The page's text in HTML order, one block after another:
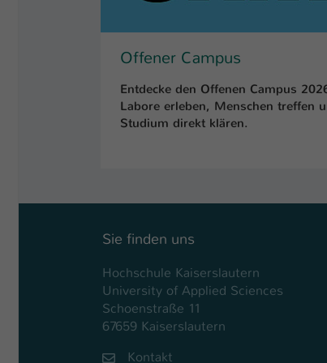
Offener Campus
Entdecke den Offenen Campus
Labore erleben, Menschen treffen
Studium direkt klären.
Sie finden uns
Hochschule Kaiserslautern
University of Applied Sciences
Schoenstraße 11
67659 Kaiserslautern
Kontakt